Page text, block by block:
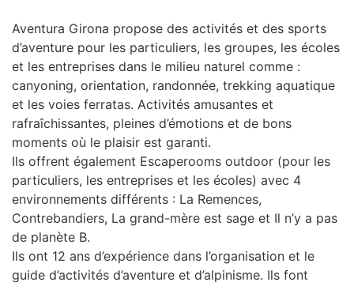
Aventura Girona propose des activités et des sports
d’aventure pour les particuliers, les groupes, les écoles
et les entreprises dans le milieu naturel comme :
canyoning, orientation, randonnée, trekking aquatique
et les voies ferratas. Activités amusantes et
rafraîchissantes, pleines d’émotions et de bons
moments où le plaisir est garanti.
Ils offrent également Escaperooms outdoor (pour les
particuliers, les entreprises et les écoles) avec 4
environnements différents : La Remences,
Contrebandiers, La grand-mère est sage et Il n’y a pas
de planète B.
Ils ont 12 ans d’expérience dans l’organisation et le
guide d’activités d’aventure et d’alpinisme. Ils font